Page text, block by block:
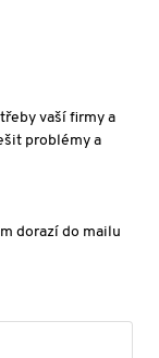
vaší firmy a
problémy a
dorazí do mailu